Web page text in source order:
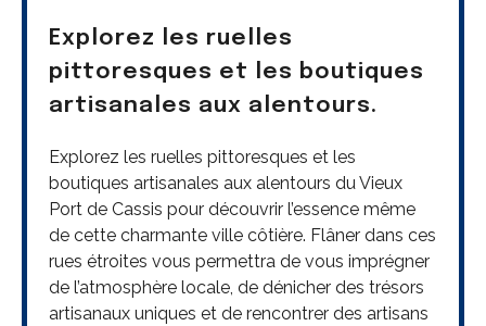
Explorez les ruelles
pittoresques et les boutiques
artisanales aux alentours.
Explorez les ruelles pittoresques et les
boutiques artisanales aux alentours du Vieux
Port de Cassis pour découvrir l’essence même
de cette charmante ville côtière. Flâner dans ces
rues étroites vous permettra de vous imprégner
de l’atmosphère locale, de dénicher des trésors
artisanaux uniques et de rencontrer des artisans